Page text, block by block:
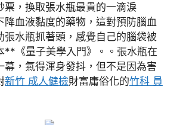
票，換取張水瓶最貴的一滴淚
降血液黏度的藥物，這對預防腦血
張水瓶抓著頭，感覺自己的腦袋被
**《量子美學入門》。。張水瓶在
幕，氣得渾身發抖，但不是因為害
新竹 成人健檢財富庸俗化的竹科 員